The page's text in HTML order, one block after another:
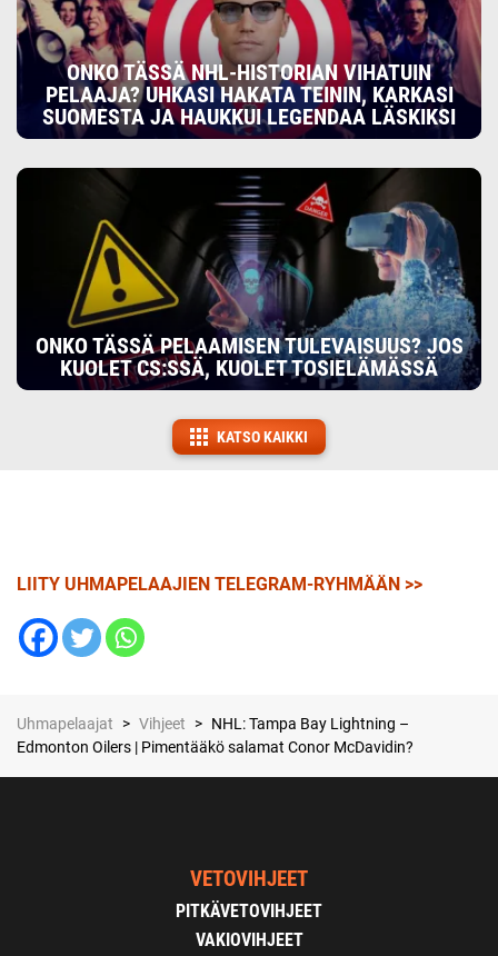
ONKO TÄSSÄ NHL-HISTORIAN VIHATUIN
PELAAJA? UHKASI HAKATA TEININ, KARKASI
SUOMESTA JA HAUKKUI LEGENDAA LÄSKIKSI
ONKO TÄSSÄ PELAAMISEN TULEVAISUUS? JOS
KUOLET CS:SSÄ, KUOLET TOSIELÄMÄSSÄ
KATSO KAIKKI
LIITY UHMAPELAAJIEN TELEGRAM-RYHMÄÄN >>
Uhmapelaajat > Vihjeet > NHL: Tampa Bay Lightning –
Edmonton Oilers | Pimentääkö salamat Conor McDavidin?
VETOVIHJEET
PITKÄVETOVIHJEET
VAKIOVIHJEET